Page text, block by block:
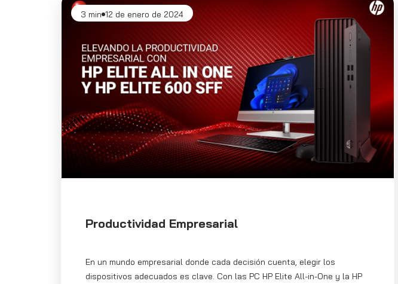
3 min 12 de enero de 2024
Productividad Empresarial
En un mundo empresarial donde cada decisión cuenta, elegir los
dispositivos adecuados es clave. Con las PC HP Elite All-in-One y la HP